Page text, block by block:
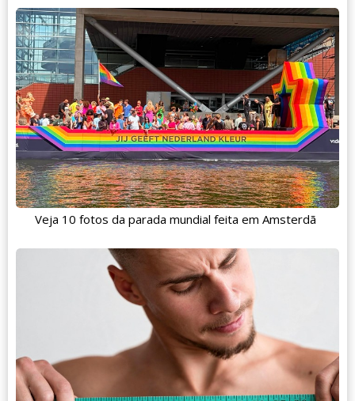
Veja 10 fotos da parada mundial feita em Amsterdã